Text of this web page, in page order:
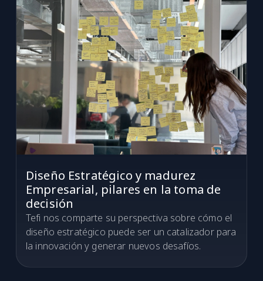
Diseño Estratégico y madurez
Empresarial, pilares en la toma de
decisión
Tefi nos comparte su perspectiva sobre cómo el
diseño estratégico puede ser un catalizador para
la innovación y generar nuevos desafíos.